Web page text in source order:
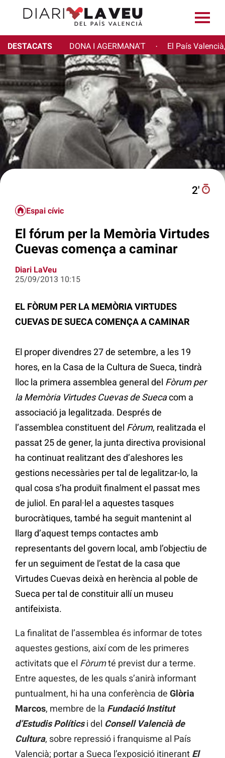
DESTACATS DONA I AGERMANA'T · El País
2′
Espai cívic
El fórum per la Memòria Virtudes
Cuevas comença a caminar
Diari LaVeu
25/09/2013 10:15
EL FÒRUM PER LA MEMÒRIA VIRTUDES
CUEVAS DE SUECA COMENÇA A CAMINAR
El proper divendres 27 de setembre, a les 19
hores, en la Casa de la Cultura de Sueca, tindrà
lloc la primera assemblea general del Fòrum per
la Memòria Virtudes Cuevas de Suecacom a
associació ja legalitzada. Després de
l’assemblea constituent del Fòrum, realitzada el
passat 25 de gener, la junta directiva provisional
ha continuat realitzant des d’aleshores les
gestions necessàries per tal de legalitzar-lo, la
qual cosa s’ha produït finalment el passat mes
de juliol. En paral·lel a aquestes tasques
burocràtiques, també ha seguit mantenint al
llarg d’aquest temps contactes amb
representants del govern local, amb l’objectiu de
fer un seguiment de l’estat de la casa que
Virtudes Cuevas deixà en herència al poble de
Sueca per tal de constituir allí un museu
antifeixista.
La finalitat de l’assemblea és informar de totes
aquestes gestions, així com de les primeres
activitats que el Fòrumté previst dur a terme.
Entre aquestes, de les quals s’anirà informant
puntualment, hi ha una conferència de Glòria
Marcos, membre de la FundacióInstitut
d’Estudis Políticsi del Consell Valencià de
Cultura, sobre repressió i franquisme al País
Valencià; portar a Sueca l’exposició itinerant El